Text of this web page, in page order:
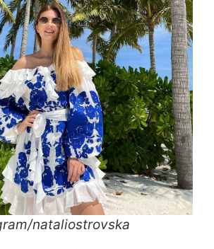
nataliostrovska